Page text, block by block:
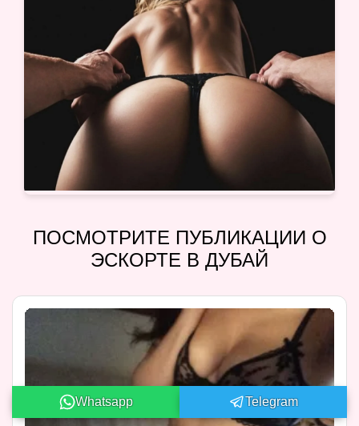
ПОСМОТРИТЕ ПУБЛИКАЦИИ О
ЭСКОРТЕ В ДУБАЙ
Whatsapp Telegram